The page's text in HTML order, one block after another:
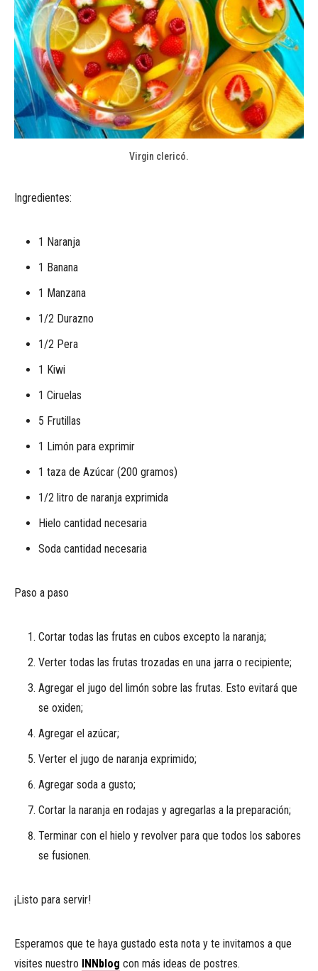
Virgin clericó.
Ingredientes:
1 Naranja
1 Banana
1 Manzana
1/2 Durazno
1/2 Pera
1 Kiwi
1 Ciruelas
5 Frutillas
1 Limón para exprimir
1 taza de Azúcar (200 gramos)
1/2 litro de naranja exprimida
Hielo cantidad necesaria
Soda cantidad necesaria
Paso a paso
Cortar todas las frutas en cubos excepto la naranja;
Verter todas las frutas trozadas en una jarra o recipiente;
Agregar el jugo del limón sobre las frutas. Esto evitará que
se oxiden;
Agregar el azúcar;
Verter el jugo de naranja exprimido;
Agregar soda a gusto;
Cortar la naranja en rodajas y agregarlas a la preparación;
Terminar con el hielo y revolver para que todos los sabores
se fusionen.
¡Listo para servir!
Esperamos que te haya gustado esta nota y te invitamos a que
visites nuestro INNblog con más ideas de postres.